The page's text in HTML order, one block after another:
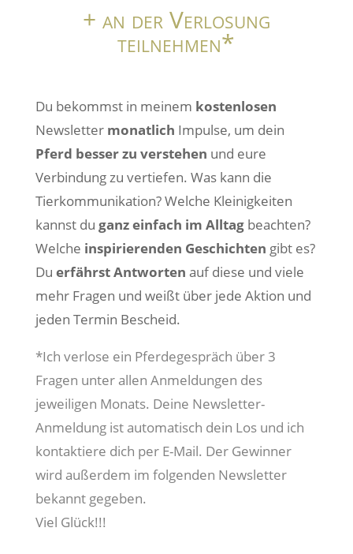
+ an der Verlosung
teilnehmen*
Du bekommst in meinem kostenlosen
Newsletter monatlich Impulse, um dein
Pferd besser zu verstehen und eure
Verbindung zu vertiefen. Was kann die
Tierkommunikation? Welche Kleinigkeiten
kannst du ganz einfach im Alltagbeachten?
Welche inspirierenden Geschichten gibt es?
Du erfährst Antworten auf diese und viele
mehr Fragen und weißt über jede Aktion und
jeden Termin Bescheid.
*Ich verlose ein Pferdegespräch über 3
Fragen unter allen Anmeldungen des
jeweiligen Monats. Deine Newsletter-
Anmeldung ist automatisch dein Los und ich
kontaktiere dich per E-Mail. Der Gewinner
wird außerdem im folgenden Newsletter
bekannt gegeben.
Viel Glück!!!